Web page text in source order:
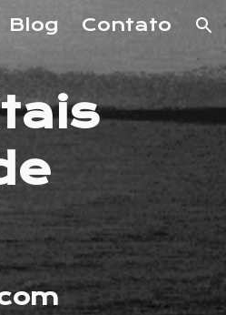
Blog Contato